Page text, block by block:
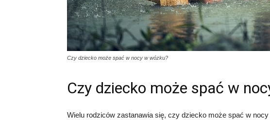
Czy dziecko może spać w nocy w wózku?
Czy dziecko może spać w
Wielu rodziców zastanawia się, czy dziecko może spać w